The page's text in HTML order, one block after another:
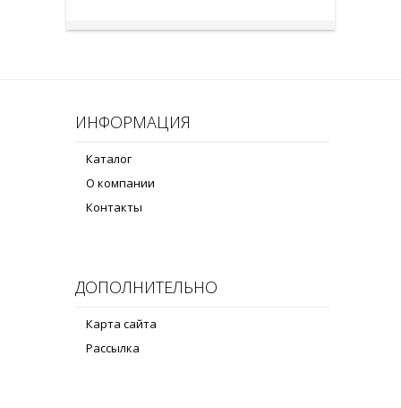
ИНФОРМАЦИЯ
Каталог
О компании
Контакты
ДОПОЛНИТЕЛЬНО
Карта сайта
Рассылка